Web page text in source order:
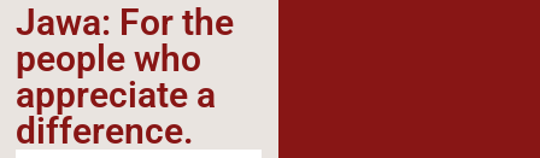
Jawa: For the
people who
appreciate a
difference.​